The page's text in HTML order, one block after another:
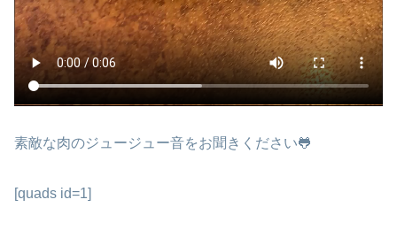
素敵な肉のジュージュー音をお聞きください🐸
[quads id=1]